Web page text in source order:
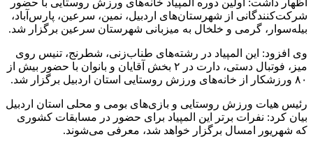
اظهار داشت: اولین دوره المپیاد خانه‌های ورزش روستایی با حضور
شرکت‌کنندگانی از شهرستان‌های اردبیل، نمین، سرعین، پارس‌آباد،
بیله‌سوار، گرمی و خلخال به میزبانی شهرستان سرعین برگزار شد.
وی افزود: این المپیاد در رشته‌های طناب‌زنی، شطرنج، تنیس روی
میز، فوتبال دستی، دارت در ۲ بخش آقایان و بانوان با حضور بیش از
۸۰ ورزشکار از خانه‌های ورزش روستایی استان اردبیل برگزار شد.
رئیس هیات ورزش روستایی و بازی‌های بومی و محلی استان اردبیل
بیان کرد: نفرات برتر این المپیاد برای حضور در مسابقات کشوری
که شهریور امسال برگزار خواهد شد، معرفی می‌شوند.